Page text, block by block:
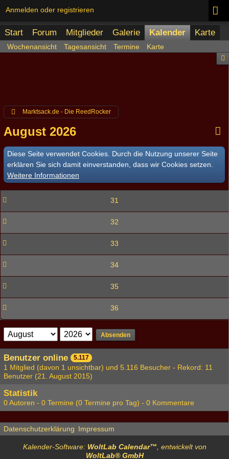
Anmelden oder registrieren
Start Forum Mitglieder Galerie Kalender Karte
Wochenansicht Tagesansicht Termine Karte
Marktsack.de - Die ReedRocker
August 2026
Diese Seite verwendet Cookies. Durch die Nutzung unserer Seite
erklären Sie sich damit einverstanden, dass wir Cookies setzen.
Weitere Informationen
31
32
33
34
35
36
Absenden
Benutzer online 5.117
1 Mitglied (davon 1 unsichtbar) und 5.116 Besucher - Rekord: 11
Benutzer (21. August 2015)
Statistik
0 Autoren - 0 Termine (0 Termine pro Tag) - 0 Kommentare
Datenschutzerklärung Impressum
Kalender-Software: WoltLab Calendar™ , entwickelt von
WoltLab® GmbH